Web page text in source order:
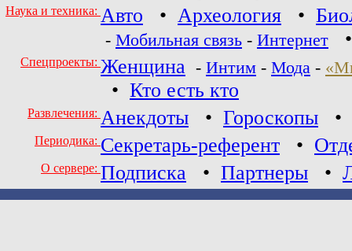
Наука и техника: Авто • Археология •
- Мобильная связь - Интернет
Спецпроекты: Женщина - Интим - Мода -
• Кто есть кто
Развлечения: Анекдоты • Гороскопы •
Периодика: Секретарь-референт •
О сервере: Подписка • Партнеры •